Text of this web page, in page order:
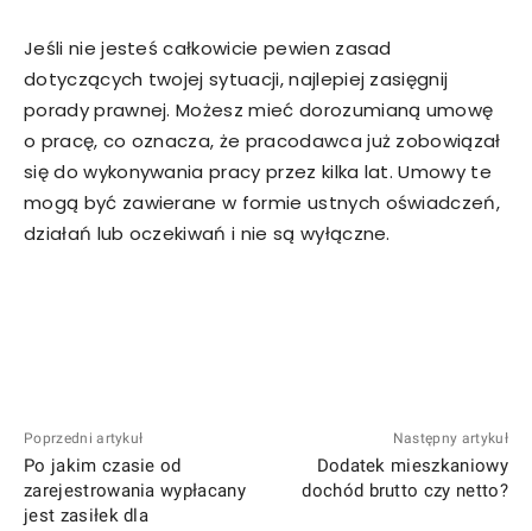
Jeśli nie jesteś całkowicie pewien zasad
dotyczących twojej sytuacji, najlepiej zasięgnij
porady prawnej. Możesz mieć dorozumianą umowę
o pracę, co oznacza, że pracodawca już zobowiązał
się do wykonywania pracy przez kilka lat. Umowy te
mogą być zawierane w formie ustnych oświadczeń,
działań lub oczekiwań i nie są wyłączne.
Poprzedni artykuł
Po jakim czasie od
zarejestrowania wypłacany
jest zasiłek dla
Następny artykuł
Dodatek mieszkaniowy
dochód brutto czy netto?